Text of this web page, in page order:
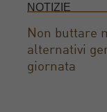
NOTIZIE
Non buttare
alternativi
giornata